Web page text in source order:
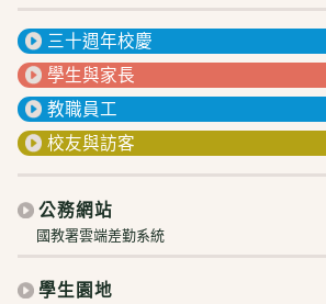
三十週年校慶
學生與家長
教職員工
校友與訪客
公務網站
國教署雲端差勤系統
學生園地